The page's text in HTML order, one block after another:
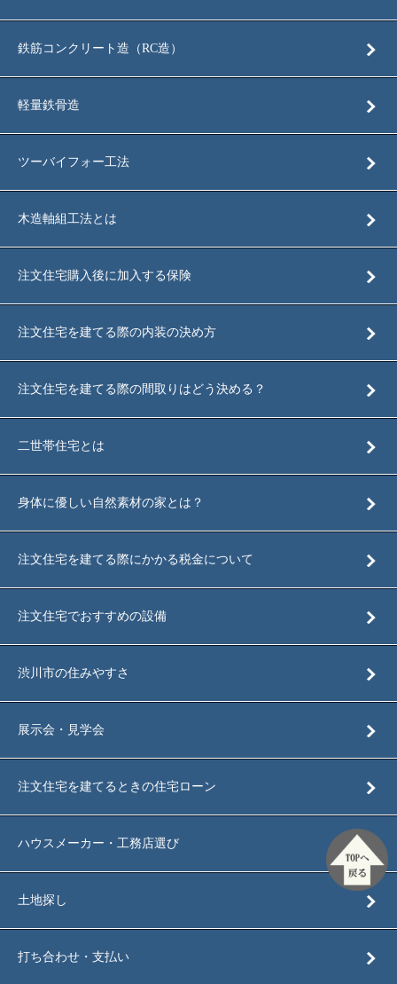
鉄筋コンクリート造（RC造）
軽量鉄骨造
ツーバイフォー工法
木造軸組工法とは
注文住宅購入後に加入する保険
注文住宅を建てる際の内装の決め方
注文住宅を建てる際の間取りはどう決める？
二世帯住宅とは
身体に優しい自然素材の家とは？
注文住宅を建てる際にかかる税金について
注文住宅でおすすめの設備
渋川市の住みやすさ
展示会・見学会
注文住宅を建てるときの住宅ローン
ハウスメーカー・工務店選び
土地探し
打ち合わせ・支払い
TOPへ戻
る